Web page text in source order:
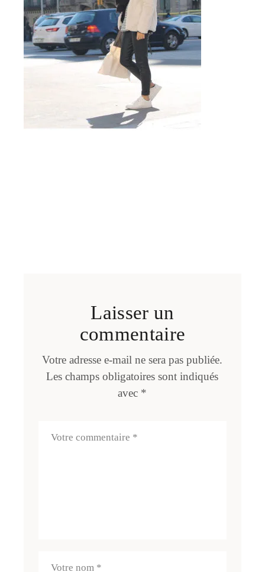
Laisser un
commentaire
Votre adresse e-mail ne sera pas publiée.
Les champs obligatoires sont indiqués
avec *